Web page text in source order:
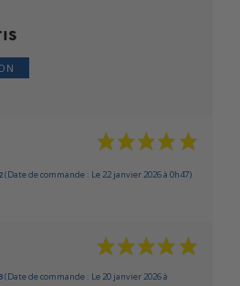
(Date de commande : Le 22 janvier 2026 à 0h47)
(Date de commande : Le 20 janvier 2026 à